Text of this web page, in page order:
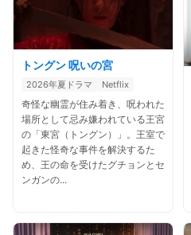
トングン 呪いの宮
2026年夏ドラマ Netflix
奇怪な幽霊が住み着き、呪われた
場所として忌み嫌われている王宮
の「東宮（トングン）」。王室で
起きた怪奇な事件を解決するた
め、王の命を受けたグチョンとセ
ンガンの...